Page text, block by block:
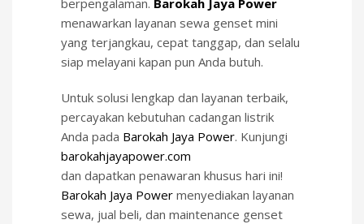
berpengalaman. Barokah Jaya Power
menawarkan layanan sewa genset mini
yang terjangkau, cepat tanggap, dan selalu
siap melayani kapan pun Anda butuh.
Untuk solusi lengkap dan layanan terbaik,
percayakan kebutuhan cadangan listrik
Anda pada Barokah Jaya Power. Kunjungi
barokahjayapower.com
dan dapatkan penawaran khusus hari ini!
Barokah Jaya Power menyediakan layanan
sewa, jual beli, dan maintenance genset